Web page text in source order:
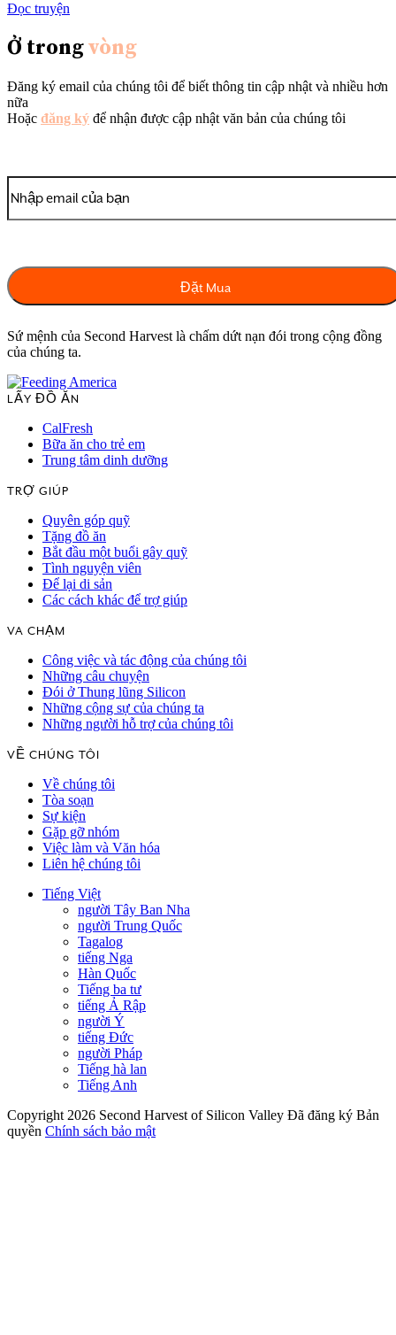
Đọc truyện
Ở trongvòng
Đăng ký email của chúng tôi để biết thông tin cập nhật và nhiều hơn
nữa
Hoặc đăng ký để nhận được cập nhật văn bản của chúng tôi
Sứ mệnh của Second Harvest là chấm dứt nạn đói trong cộng đồng
của chúng ta.
LẤY ĐỒ ĂN
CalFresh
Bữa ăn cho trẻ em
Trung tâm dinh dưỡng
TRỢ GIÚP
Quyên góp quỹ
Tặng đồ ăn
Bắt đầu một buổi gây quỹ
Tình nguyện viên
Để lại di sản
Các cách khác để trợ giúp
VA CHẠM
Công việc và tác động của chúng tôi
Những câu chuyện
Đói ở Thung lũng Silicon
Những cộng sự của chúng ta
Những người hỗ trợ của chúng tôi
VỀ CHÚNG TÔI
Về chúng tôi
Tòa soạn
Sự kiện
Gặp gỡ nhóm
Việc làm và Văn hóa
Liên hệ chúng tôi
Tiếng Việt
người Tây Ban Nha
người Trung Quốc
Tagalog
tiếng Nga
Hàn Quốc
Tiếng ba tư
tiếng Ả Rập
người Ý
tiếng Đức
người Pháp
Tiếng hà lan
Tiếng Anh
Copyright 2026 Second Harvest of Silicon Valley Đã đăng ký Bản
quyền Chính sách bảo mật